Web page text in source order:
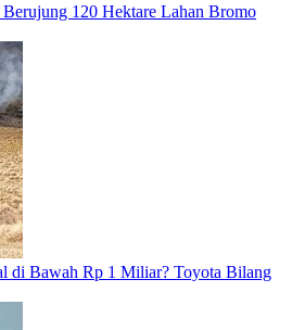
120 Hektare Lahan Bromo
di Bawah Rp 1 Miliar? Toyota Bilang